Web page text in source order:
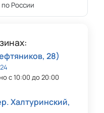
России
28)
с 10:00 до 20:00
Халтуринский,